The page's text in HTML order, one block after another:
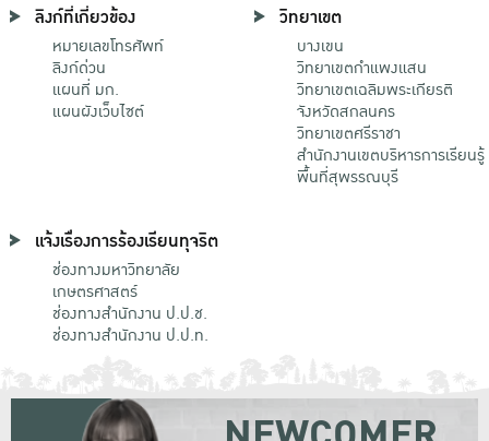
ลิงก์ที่เกี่ยวข้อง
หมายเลขโทรศัพท์
ลิงก์ด่วน
แผนที่ มก.
แผนผังเว็บไซต์
วิทยาเขต
บางเขน
วิทยาเขตกําแพงแสน
วิทยาเขตเฉลิมพระเกียรติ
จังหวัดสกลนคร
วิทยาเขตศรีราชา
สำนักงานเขตบริหารการเรียนรู้
พื้นที่สุพรรณบุรี
แจ้งเรื่องการร้องเรียนทุจริต
ช่องทางมหาวิทยาลัย
เกษตรศาสตร์
ช่องทางสำนักงาน ป.ป.ช.
ช่องทางสำนักงาน ป.ป.ท.